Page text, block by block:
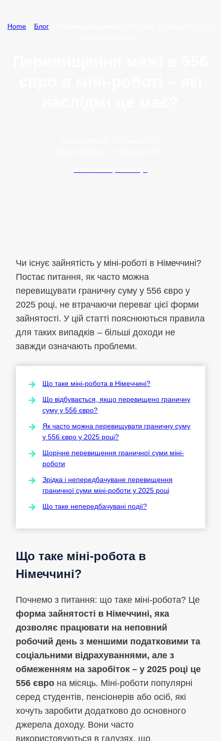
Home Блог
Чи існує зайнятість у міні-роботі в Німеччині?
Постає питання, як часто можна
перевищувати граничну суму у 556 євро у
2025 році, не втрачаючи переваг цієї форми
зайнятості. У цій статті пояснюються правила
для таких випадків – більші доходи не
завжди означають проблеми.
Що таке міні-робота в Німеччині?
Що відбувається, якщо перевищено граничну
суму у 556 євро?
Як часто можна перевищувати граничну суму
у 556 євро у 2025 році?
Щорічне перевищення граничної суми міні-
роботи
Зрідка і непередбачуване перевищення
граничної суми міні-роботи у 2025 році
Що таке непередбачувані події?
Що таке міні-робота в
Німеччині?
Почнемо з питання: що таке міні-робота? Це
форма зайнятості в Німеччині, яка
дозволяє працювати на неповний
робочий день з меншими податковими та
соціальними відрахуваннями, але з
обмеженням на заробіток – у 2025 році це
556 євро на місяць. Міні-роботи популярні
серед студентів, пенсіонерів або осіб, які
хочуть заробити додатково до основного
джерела доходу. Вони часто
використовуються в галузях, що